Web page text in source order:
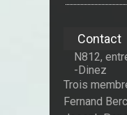
Contact
N812,
-Dinez
Trois
Fernand